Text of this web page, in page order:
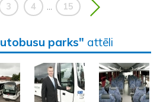
3 4 15
parks" attēli